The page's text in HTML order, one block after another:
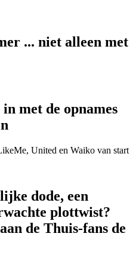
... niet alleen met
met de opnames
United en Waiko van start
dode, een
plottwist?
de Thuis-fans de